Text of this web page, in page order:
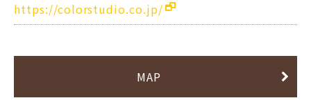
https://colorstudio.co.jp/
MAP